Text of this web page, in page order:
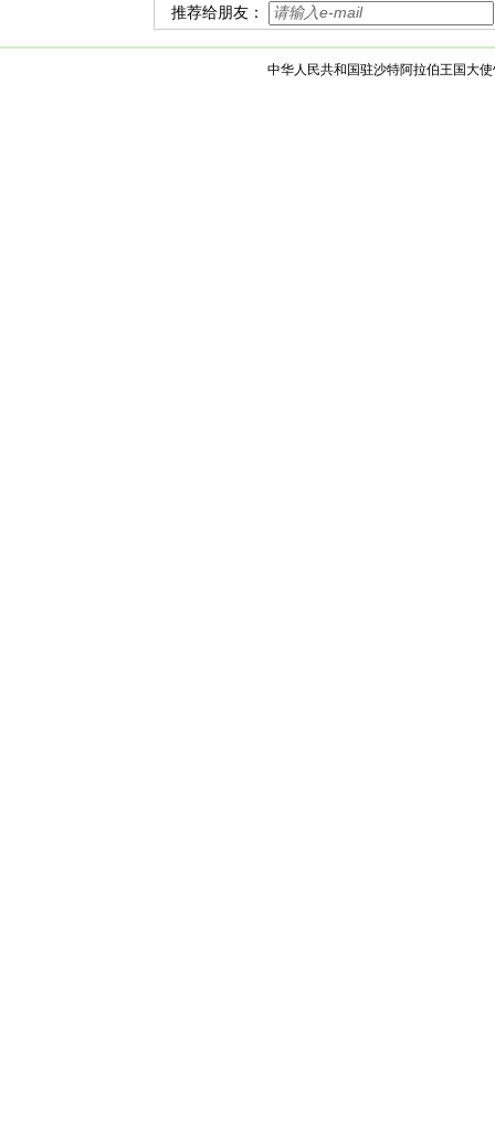
推荐给朋友：
中华人民共和国驻沙特阿拉伯王国大使